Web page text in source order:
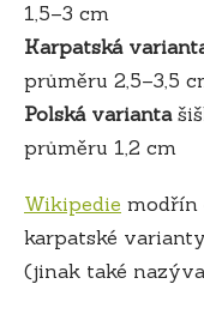
1,5–3 cm
Karpatská
průměru 2,5–3,5
Polská varianta
průměru 1,2 cm
Wikipedie modřín
karpatské
(jinak také